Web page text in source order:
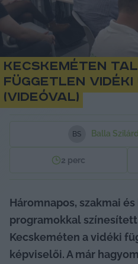
Kecskeméten
független vidéki
(videóval)
BS Balla Szilárd
2 perc
Háromnapos, szakmai
programokkal
Kecskeméten a vidéki
képviselői. A már